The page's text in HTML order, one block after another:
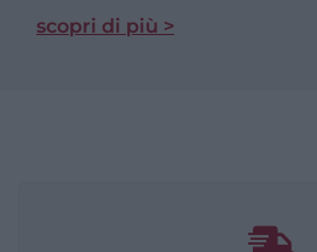
scopri di più >